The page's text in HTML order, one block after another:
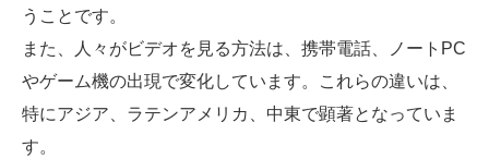
うことです。
また、人々がビデオを見る方法は、携帯電話、ノートPC
やゲーム機の出現で変化しています。これらの違いは、
特にアジア、ラテンアメリカ、中東で顕著となっていま
す。